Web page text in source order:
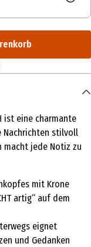
ist eine charmante
Nachrichten stilvoll
macht jede Notiz zu
mit Krone
artig“ auf dem
eignet
und Gedanken